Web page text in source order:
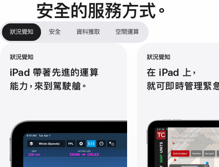
安全的服務方式。
狀況覺知 安全 資料獲取 空間運算
狀況覺知
iPad 帶著先進的運算
能力， 來到駕駛艙。
狀況覺知
在 iPad 上，
就可即時管理緊